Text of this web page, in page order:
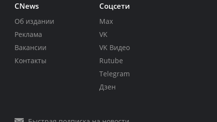
CNews
Об издании
Реклама
Вакансии
Контакты
Соцсети
Max
VK
VK Видео
Rutube
Telegram
Дзен